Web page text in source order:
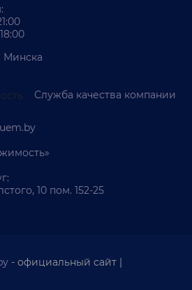
Минска
Служба качества компании
10 пом. 152-25
- официальный сайт |